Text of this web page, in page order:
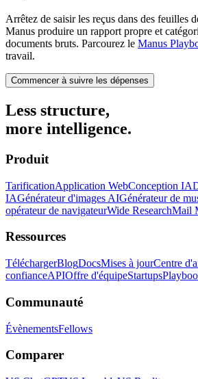
Arrêtez de saisir les reçus dans des feuilles
Manus produire un rapport propre et
documents bruts. Parcourez le Manus
travail.
Commencer à suivre les dépenses
Less structure,
more intelligence.
Produit
TarificationApplication WebConception IA
IAGénérateur d'images AIGénérateur de
opérateur de navigateurWide ResearchMail
Ressources
TéléchargerBlogDocsMises à jourCentre
confianceAPIOffre d'équipeStartups
Communauté
ÉvènementsFellows
Comparer